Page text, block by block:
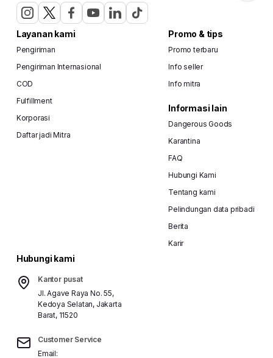
Layanan kami
Pengiriman
Pengiriman Internasional
COD
Fulfillment
Korporasi
Daftar jadi Mitra
Promo & tips
Promo terbaru
Info seller
Info mitra
Informasi lain
Dangerous Goods
Karantina
FAQ
Hubungi Kami
Tentang kami
Pelindungan data pribadi
Berita
Karir
Hubungi kami
Kantor pusat
Jl. Agave Raya No. 55,
Kedoya Selatan, Jakarta
Barat, 11520
Customer Service
Email: